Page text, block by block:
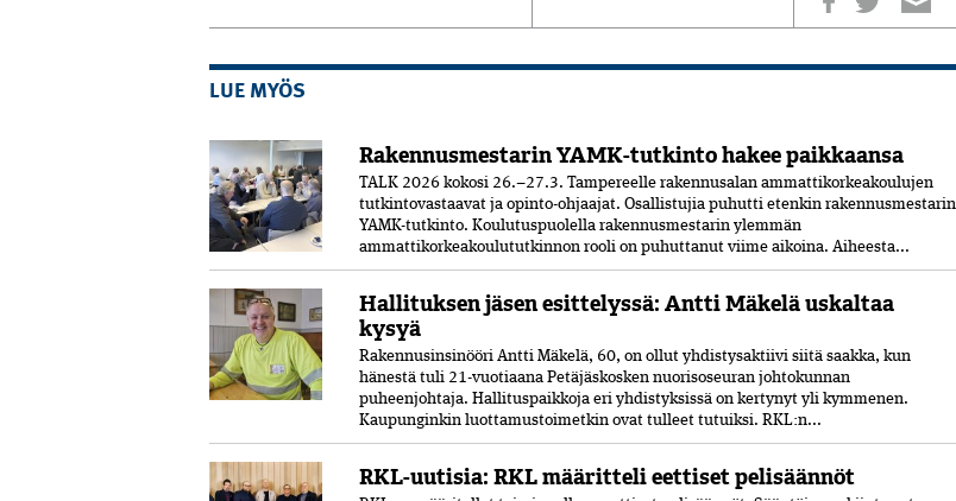
LUE MYÖS
Rakennusmestarin YAMK-tutkinto hakee paikkaansa
TALK 2026 kokosi 26.–27.3. Tampereelle rakennusalan ammattikorkeakoulujen
tutkintovastaavat ja opinto-ohjaajat. Osallistujia puhutti etenkin rakennusmestarin
YAMK-tutkinto. Koulutuspuolella rakennusmestarin ylemmän
ammattikorkeakoulututkinnon rooli on puhuttanut viime ­aikoina. ­Aiheesta...
Hallituksen jäsen esittelyssä: Antti Mäkelä uskaltaa
kysyä
Rakennusinsinööri Antti Mäkelä, 60, on ollut yhdistysaktiivi siitä saakka, kun
hänestä tuli 21-vuo­tiaana Petäjäskosken nuoriso­seuran johtokunnan
puheenjohtaja. Hallituspaikkoja eri yhdistyksissä on kertynyt yli kymmenen.
Kaupunginkin luottamustoimetkin ovat tulleet tutuiksi. RKL:n...
RKL-uutisia: RKL määritteli eettiset pelisäännöt